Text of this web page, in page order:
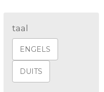
taal
ENGELS
DUITS